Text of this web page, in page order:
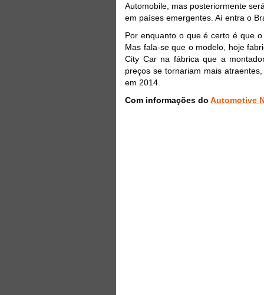
Automobile, mas posteriormente
em países emergentes. Aí entra o
Por enquanto o que é certo é que
Mas fala-se que o modelo, hoje
City Car na fábrica que a
preços se tornariam mais
em 2014.
Com informações do Automotive